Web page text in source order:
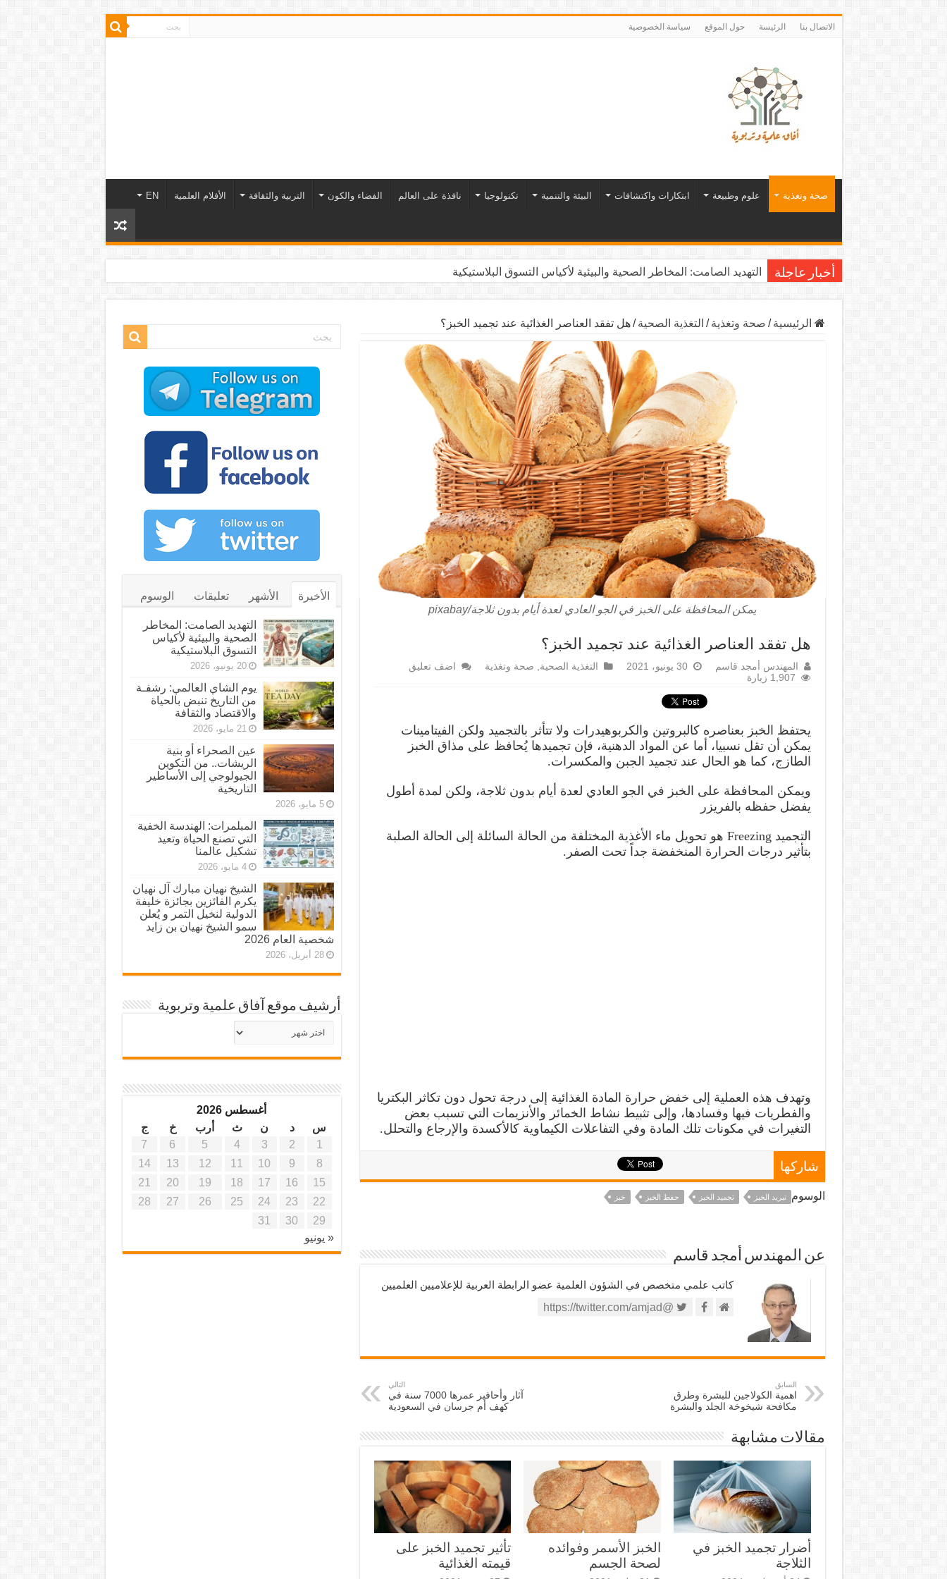
الاتصال بنا الرئيسة حول الموقع سياسة الخصوصية
صحة وتغذية علوم وطبيعة ابتكارات واكتشافات البيئة والتنمية تكنولوجيا نافذة على العالم الفضاء والكون التربية والثقافة الأفلام العلمية EN
أخبار عاجلة التهديد الصامت: المخاطر الصحية والبيئية لأكياس التسوق البلاستيكية
الرئيسية / صحة وتغذية / التغذية الصحية / هل تفقد العناصر الغذائية عند تجميد الخبز؟
يمكن المحافظة على الخبز في الجو العادي لعدة أيام بدون ثلاجة/pixabay
هل تفقد العناصر الغذائية عند تجميد الخبز؟
المهندس أمجد قاسم 30 يونيو، 2021 التغذية الصحية, صحة وتغذية
اضف تعليق
1,907 زيارة
يحتفظ الخبز بعناصره كالبروتين والكربوهيدرات ولا تتأثر بالتجميد ولكن الفيتامينات
يمكن أن تقل نسبيا، أما عن المواد الدهنية، فإن تجميدها يُحافظ على مذاق الخبز
الطازج، كما هو الحال عند تجميد الجبن والمكسرات.
ويمكن المحافظة على الخبز في الجو العادي لعدة أيام بدون ثلاجة، ولكن لمدة أطول
يفضل حفظه بالفريزر
التجميد Freezing هو تحويل ماء الأغذية المختلفة من الحالة السائلة إلى الحالة الصلبة
بتأثير درجات الحرارة المنخفضة جداً تحت الصفر.
وتهدف هذه العملية إلى خفض حرارة المادة الغذائية إلى درجة تحول دون تكاثر البكتريا
والفطريات فيها وفسادها، وإلى تثبيط نشاط الخمائر والأنزيمات التي تسبب بعض
التغيرات في مكونات تلك المادة وفي التفاعلات الكيماوية كالأكسدة والإرجاع والتحلل.
شاركها
الوسوم تبريد الخبز تجميد الخبز حفظ الخبز خبز
عن المهندس أمجد قاسم
كاتب علمي متخصص في الشؤون العلمية عضو الرابطة العربية للإعلاميين العلميين
@https://twitter.com/amjad
السابق
اهمية الكولاجين للبشرة وطرق
مكافحة شيخوخة الجلد والبشرة
التالي
آثار وأحافير عمرها 7000 سنة في
كهف أم جرسان في السعودية
مقالات مشابهة
أضرار تجميد الخبز في
الثلاجة
الخبز الأسمر وفوائده
لصحة الجسم
تأثير تجميد الخبز على
قيمته الغذائية
الأخيرة الأشهر تعليقات الوسوم
التهديد الصامت: المخاطر
الصحية والبيئية لأكياس
التسوق البلاستيكية
20 يونيو، 2026
يوم الشاي العالمي: رشفـة
من التاريخ تنبض بالحياة
والاقتصاد والثقافة
21 مايو، 2026
عين الصحراء أو بنية
الريشات.. من التكوين
الجيولوجي إلى الأساطير
التاريخية
5 مايو، 2026
المبلمرات: الهندسة الخفية
التي تصنع الحياة وتعيد
تشكيل عالمنا
4 مايو، 2026
الشيخ نهيان مبارك آل نهيان
يكرم الفائزين بجائزة خليفة
الدولية لنخيل التمر و يُعلن
سمو الشيخ نهيان بن زايد
شخصية العام 2026
28 أبريل، 2026
أرشيف موقع آفاق علمية وتربوية
أرشيف
موقع
أغسطس 2026
س
د ن ث أرب خ
ج
1
2
3
4
5
6
7
8
9
10
11
12
13
14
15
16
17
18
19
20
21
22
23
24
25
26
27
28
29
30
31
« يونيو